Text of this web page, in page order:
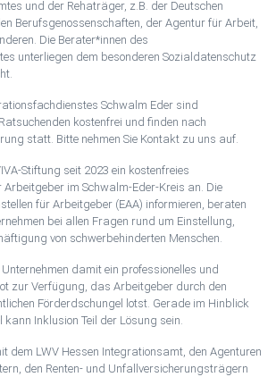
und der Rehaträger, z.B. der Deutschen
Berufsgenossenschaften, der Agentur für Arbeit,
Die Berater*innen des
unterliegen dem besonderen Sozialdatenschutz
Schwalm Eder sind
kostenfrei und finden nach
statt. Bitte nehmen Sie Kontakt zu uns auf.
Stiftung seit 2023 ein kostenfreies
im Schwalm-Eder-Kreis an. Die
für Arbeitgeber (EAA) informieren, beraten
bei allen Fragen rund um Einstellung,
von schwerbehinderten Menschen.
damit ein professionelles und
zur Verfügung, das Arbeitgeber durch den
Förderdschungel lotst. Gerade im Hinblick
Inklusion Teil der Lösung sein.
dem LWV Hessen Integrationsamt, den Agenturen
den Renten- und Unfallversicherungsträgern